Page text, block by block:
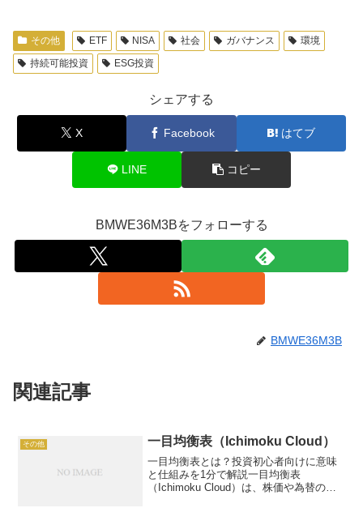
その他 ETF NISA 社会 ガバナンス
環境
持続可能投資
ESG投資
シェアする
X Facebook はてブ
LINE コピー
BMWE36M3Bをフォローする
BMWE36M3B
関連記事
その他 一目均衡表（Ichimoku Cloud）
一目均衡表とは？投資初心者向けに意味
と仕組みを1分で解説一目均衡表
（Ichimoku Cloud）は、株価や為替のト